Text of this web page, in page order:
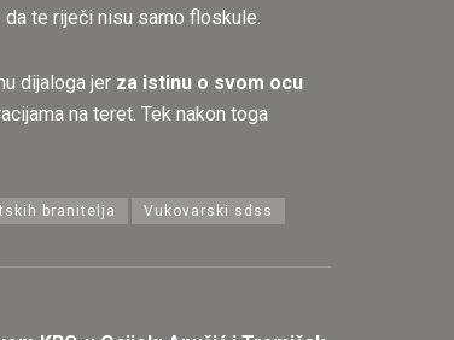
te riječi nisu samo floskule.
dijaloga jer za istinu o svom ocu
na teret. Tek nakon toga
branitelja Vukovarski sdss